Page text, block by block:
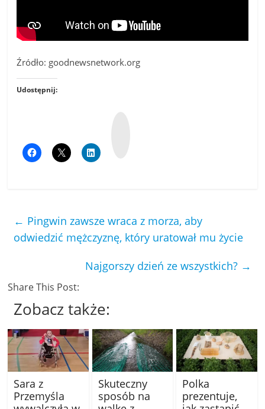
Źródło: goodnewsnetwork.org
Udostępnij:
← Pingwin zawsze wraca z morza, aby
odwiedzić mężczyznę, który uratował mu życie
Najgorszy dzień ze wszystkich? →
Share This Post:
Zobacz także:
Sara z
Przemyśla
Skuteczny
sposób na
Polka
prezentuje,